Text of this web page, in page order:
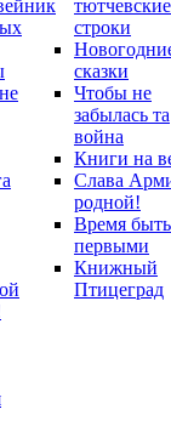
тютчевские
строки
сказки
Чтобы не
забылась та
война
Книги на
Слава
родной!
Время быть
первыми
Книжный
Птицеград